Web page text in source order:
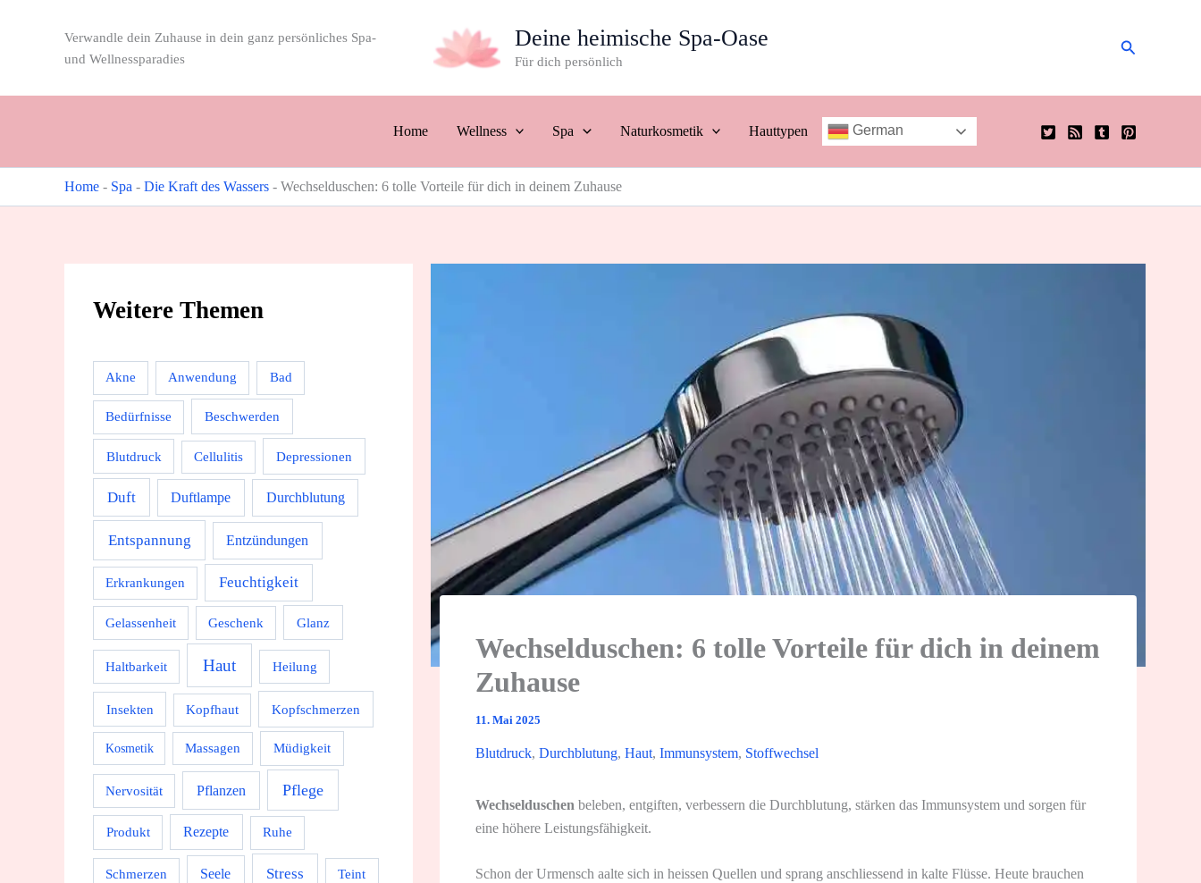
Verwandle dein Zuhause in dein ganz persönliches Spa-
und Wellnessparadies
Deine heimische Spa-Oase
Für dich persönlich
Suchen
Home Wellness Spa Naturkosmetik Hauttypen German
Home - Spa - Die Kraft des Wassers - Wechselduschen: 6 tolle Vorteile für dich in deinem Zuhause
Weitere Themen
Akne Anwendung Bad
Bedürfnisse Beschwerden
Blutdruck Cellulitis Depressionen
Duft Duftlampe Durchblutung
Entspannung Entzündungen
Erkrankungen Feuchtigkeit
Gelassenheit Geschenk Glanz
Haltbarkeit Haut Heilung
Insekten Kopfhaut Kopfschmerzen
Kosmetik Massagen Müdigkeit
Nervosität Pflanzen Pflege
Produkt Rezepte Ruhe
Schmerzen Seele Stress Teint
Wechselduschen: 6 tolle Vorteile für dich in deinem
Zuhause
11. Mai 2025
Blutdruck, Durchblutung, Haut, Immunsystem, Stoffwechsel
Wechselduschen beleben, entgiften, verbessern die Durchblutung, stärken das Immunsystem und sorgen für
eine höhere Leistungsfähigkeit.
Schon der Urmensch aalte sich in heissen Quellen und sprang anschliessend in kalte Flüsse. Heute brauchen